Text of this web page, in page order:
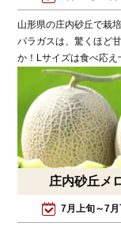
山形県の庄内砂丘で栽
パラガスは、驚くほど
か！Lサイズは食べ応え
庄内砂丘メ
7月上旬～7